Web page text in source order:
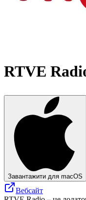
RTVE
Завантажити для macOS
Вебсайт